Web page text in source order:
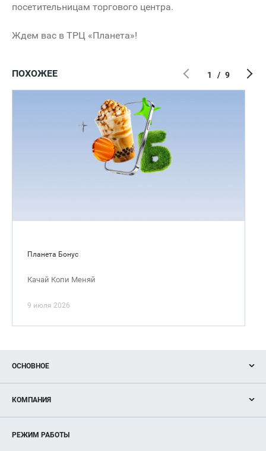
посетительницам торгового центра.
Ждем вас в ТРЦ «Планета»!
ПОХОЖЕЕ
Планета Бонус
Качай Копи Меняй
9 июля 2026
1 / 9
ОСНОВНОЕ
Новости
Магазины
Услуги
КОМПАНИЯ
Рекламодателям
РЕЖИМ РАБОТЫ